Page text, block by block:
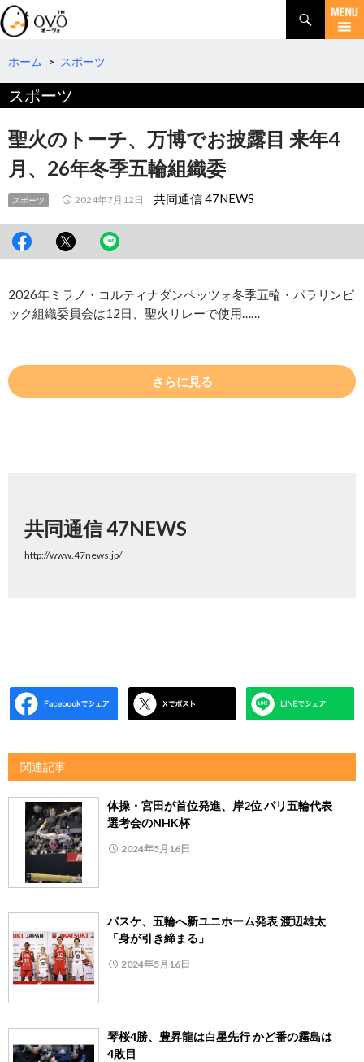
検
索
コ
テ
へ
移
動
ホーム > スポーツ
スポーツ
聖火のトーチ、万博でお披露目 来年4
月、26年冬季五輪組織委
スポーツ 2024年7月12日 共同通信 47NEWS
2026年ミラノ・コルティナダンペッツォ冬季五輪・パラリンピ
ック組織委員会は12日、聖火リレーで使用……
さらに見る
共同通信 47NEWS
http://www.47news.jp/
関連記事
体操・宮田が首位発進、岸2位 パリ五輪代表
選考会のNHK杯
2024年5月16日
バスケ、五輪へ新ユニホーム発表 渡辺雄太
「身が引き締まる」
2024年5月16日
琴桜4勝、豊昇龍は白星先行 かど番の霧島は
4敗目